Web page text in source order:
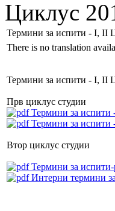
Циклус
Термини за испити - I, II
There is no translation
Термини за испити - I, II
Прв циклус студии
Термини за испити -
Термини за испити
Втор циклус студии
Термини за испити-
Интерни термини